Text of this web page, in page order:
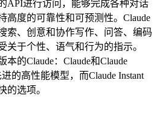
API进行访问，能够完成各种对话
高度的可靠性和可预测性。Claude
索、创意和协作写作、问答、编码
关于个性、语气和行为的指示。
的Claude：Claude和Claude
的高性能模型，而Claude Instant
的选项。